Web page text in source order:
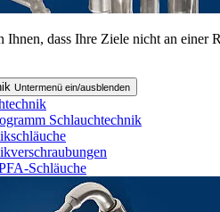
Ihnen, dass Ihre Ziele nicht an
Untermenü ein/ausblenden
Schlauchtechnik
Schläuche